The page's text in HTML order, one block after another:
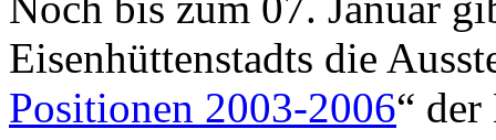
Eisenhüttenstadts die
Positionen 2003-2006“